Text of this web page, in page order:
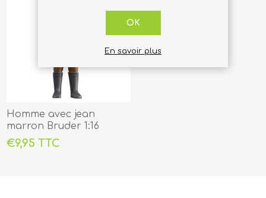
Homme avec jean
marron Bruder 1:16
€9,95 TTC
OK
En savoir plus